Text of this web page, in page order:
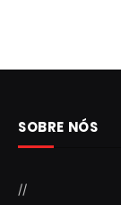
SOBRE NÓS
//